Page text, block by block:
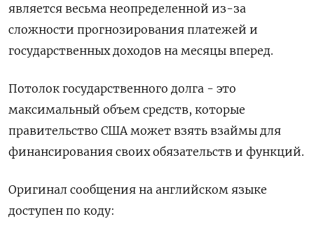
является весьма неопределенной из-за
сложности прогнозирования платежей и
государственных доходов на месяцы вперед.
Потолок государственного долга - это
максимальный объем средств, которые
правительство США может взять взаймы для
финансирования своих обязательств и функций.
Оригинал сообщения на английском языке
доступен по коду: